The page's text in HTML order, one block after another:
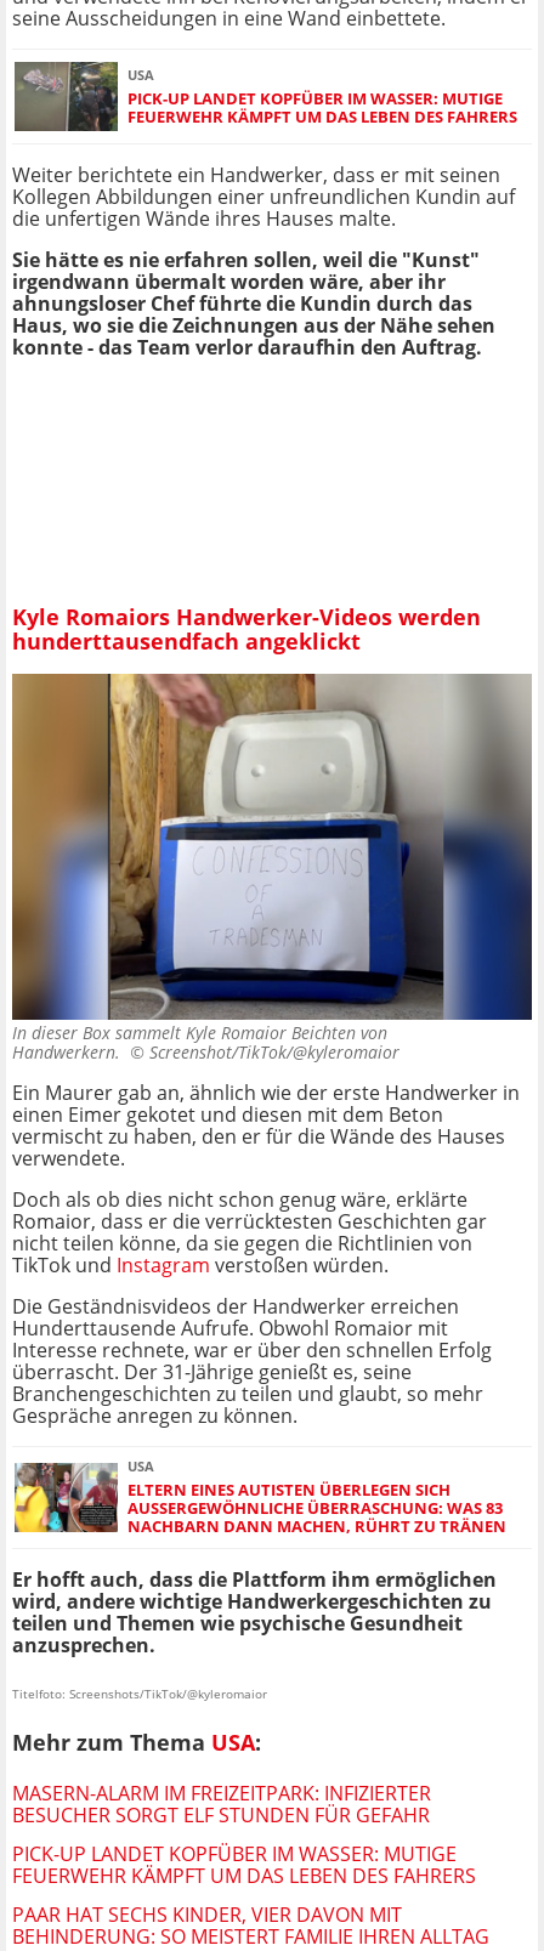
seine Ausscheidungen in eine Wand einbettete.
USA
PICK-UP LANDET KOPFÜBER IM WASSER: MUTIGE
FEUERWEHR KÄMPFT UM DAS LEBEN DES FAHRERS
Weiter berichtete ein Handwerker, dass er mit seinen
Kollegen Abbildungen einer unfreundlichen Kundin auf
die unfertigen Wände ihres Hauses malte.
Sie hätte es nie erfahren sollen, weil die "Kunst"
irgendwann übermalt worden wäre, aber ihr
ahnungsloser Chef führte die Kundin durch das
Haus, wo sie die Zeichnungen aus der Nähe sehen
konnte - das Team verlor daraufhin den Auftrag.
Kyle Romaiors Handwerker-Videos werden
hunderttausendfach angeklickt
In dieser Box sammelt Kyle Romaior Beichten von
Handwerkern. © Screenshot/TikTok/@kyleromaior
Ein Maurer gab an, ähnlich wie der erste Handwerker in
einen Eimer gekotet und diesen mit dem Beton
vermischt zu haben, den er für die Wände des Hauses
verwendete.
Doch als ob dies nicht schon genug wäre, erklärte
Romaior, dass er die verrücktesten Geschichten gar
nicht teilen könne, da sie gegen die Richtlinien von
TikTok und Instagram verstoßen würden.
Die Geständnisvideos der Handwerker erreichen
Hunderttausende Aufrufe. Obwohl Romaior mit
Interesse rechnete, war er über den schnellen Erfolg
überrascht. Der 31-Jährige genießt es, seine
Branchengeschichten zu teilen und glaubt, so mehr
Gespräche anregen zu können.
USA
ELTERN EINES AUTISTEN ÜBERLEGEN SICH
AUSSERGEWÖHNLICHE ÜBERRASCHUNG: WAS 83 N
ACHBARN DANN MACHEN, RÜHRT ZU TRÄNEN
Er hofft auch, dass die Plattform ihm ermöglichen
wird, andere wichtige Handwerkergeschichten zu
teilen und Themen wie psychische Gesundheit
anzusprechen.
Titelfoto: Screenshots/TikTok/@kyleromaior
Mehr zum Thema USA:
MASERN-ALARM IM FREIZEITPARK: INFIZIERTER
BESUCHER SORGT ELF STUNDEN FÜR GEFAHR
PICK-UP LANDET KOPFÜBER IM WASSER: MUTIGE
FEUERWEHR KÄMPFT UM DAS LEBEN DES FAHRERS
PAAR HAT SECHS KINDER, VIER DAVON MIT
BEHINDERUNG: SO MEISTERT FAMILIE IHREN ALLTAG